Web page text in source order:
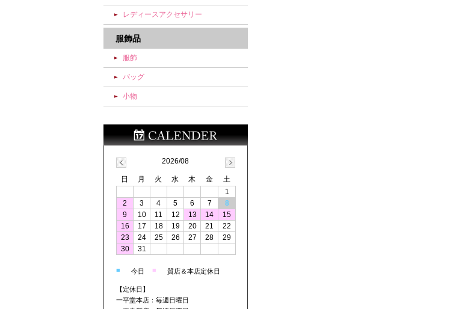
レディースアクセサリー
服飾品
服飾
バッグ
小物
2026/08
日 月 火 水 木 金
土
1
2
3 4 5 6 7
8
9
10 11 12 13 14
15
16
17 18 19 20 21
22
23
24 25 26 27 28
29
30
31
■ 今日 ■ 質店＆本店定休日
【定休日】
一平堂本店：毎週日曜日